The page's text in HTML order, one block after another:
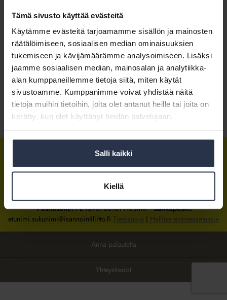
Tämä sivusto käyttää evästeitä
Käytämme evästeitä tarjoamamme sisällön ja mainosten
räätälöimiseen, sosiaalisen median ominaisuuksien
tukemiseen ja kävijämäärämme analysoimiseen. Lisäksi
jaamme sosiaalisen median, mainosalan ja analytiikka-
alan kumppaneillemme tietoja siitä, miten käytät
sivustoamme. Kumppanimme voivat yhdistää näitä
tietoja muihin tietoihin, joita olet antanut heille tai joita on
kerätty, kun olet käyttänyt heidän palvelujaan.
Salli kaikki
Kiellä
Tämä osio on rajattu
Isännöintiliiton jäsenyritysten
henkilökunnalle
Kirjaudu sisään
Tietoa jäsenyydestä
IsännöintiliittoIsännöintiliittoIsännöintiliitto
Isännöintiliiton toimistosijaitsee Hakaniemessä Helsingissä.
Postiosoite:PL 1370, 00101 HelsinkiSähköpostit:
etunimi.sukunimi@isannointiliitto.fi Tietosuoja | Hallitse evästeasetuksia
Anna palautetta
Yhteystiedot